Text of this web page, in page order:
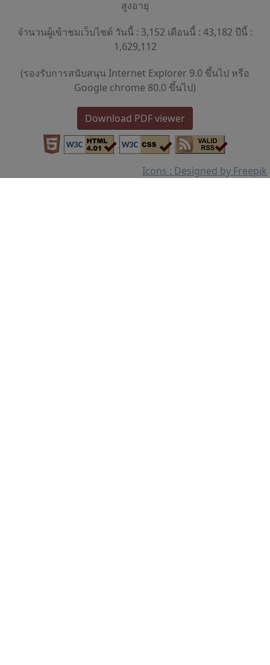
สูงอายุ
จำนวนผู้เข้าชมเว็บไซต์ วันนี้ : 3,152 เดือนนี้ : 43,182 ปีนี้ :
1,629,112
(รองรับการสนับสนุน Internet Explorer 9.0 ขึ้นไป หรือ
Google chrome 80.0 ขึ้นไป)
Download PDF viewer
Icons : Designed by Freepik